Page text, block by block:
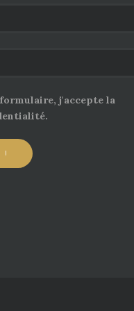
j'accepte la